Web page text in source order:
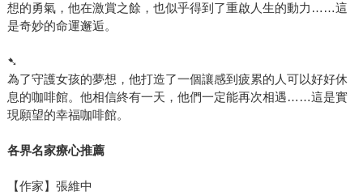
想的勇氣，他在激賞之餘，也似乎得到了重啟人生的動力……這
是奇妙的命運邂逅。
➷
為了守護女孩的夢想，他打造了一個讓感到疲累的人可以好好休
息的咖啡館。他相信終有一天，他們一定能再次相遇……這是實
現願望的幸福咖啡館。
各界名家療心推薦
【作家】張維中